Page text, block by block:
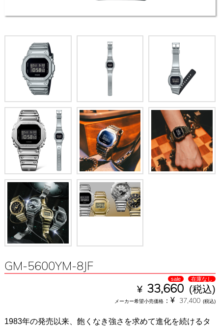
GM-5600YM-8JF
sale 在庫なし
¥ 33,660 (税込)
メーカー希望小売価格 ：¥ 37,400 (税込)
1983年の発売以来、飽くなき強さを求めて進化を続けるタ